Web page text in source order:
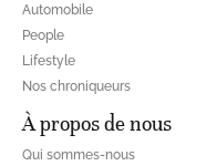
Automobile
People
Lifestyle
Nos chroniqueurs
À propos de nous
Qui sommes-nous